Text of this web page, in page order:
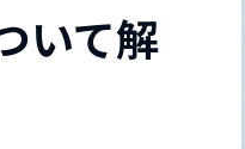
いて解